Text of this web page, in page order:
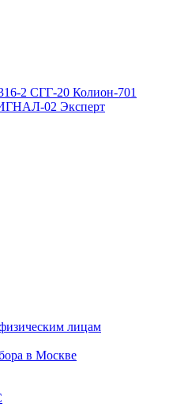
2 СГГ-20 Колион-701
02 Эксперт
лицам
в Москве